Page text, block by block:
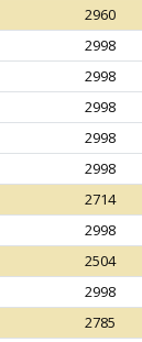
2960
2998
2998
2998
2998
2998
2714
2998
2504
2998
2785